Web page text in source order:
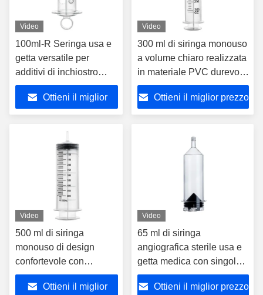
Video
100ml-R Seringa usa e
getta versatile per
additivi di inchiostro
industriale profumi e
altro disponibile in varie
dimensioni per tutte le
Ottieni il miglior
Video
300 ml di siringa monouso
a volume chiaro realizzata
in materiale PVC durevole
e sicuro, diffusa nei
laboratori scientifici
Ottieni il miglior prezzo
Video
500 ml di siringa
monouso di design
confortevole con
pompaggio di gomma
liscia per una
Ottieni il miglior
Video
65 ml di siringa
angiografica sterile usa e
getta medica con singolo/
doppio canale CT di
contrasto automatico
Ottieni il miglior prezzo